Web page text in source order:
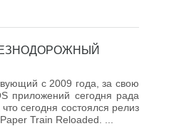
с 2009 года, за свою
приложений сегодня рада
сегодня состоялся релиз
Train Reloaded. ...